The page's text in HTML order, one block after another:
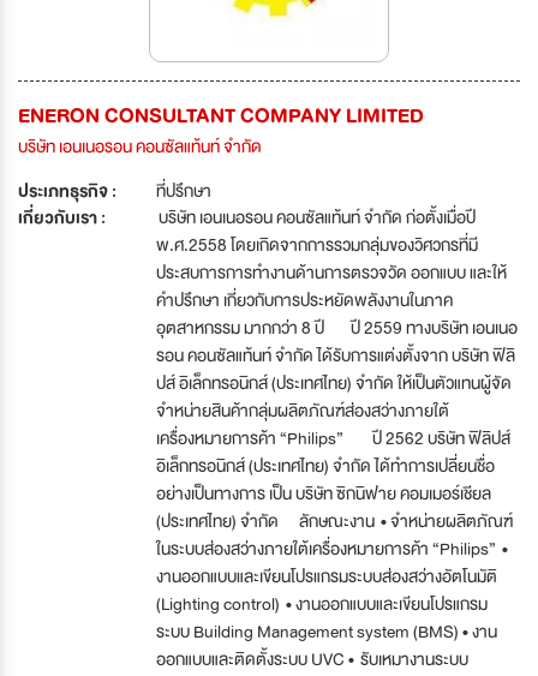
ENERON CONSULTANT COMPANY LIMITED
บริษัท เอนเนอรอน คอนซัลแท้นท์ จำกัด
ประเภทธุรกิจ :
ที่ปรึกษา
เกี่ยวกับเรา :
บริษัท เอนเนอรอน คอนซัลแท้นท์ จำกัด ก่อตั้งเมื่อปี
พ.ศ.2558 โดยเกิดจากการรวมกลุ่มของวิศวกรที่มี
ประสบการการทำงานด้านการตรวจวัด ออกแบบ และให้
คำปรึกษา เกี่ยวกับการประหยัดพลังงานในภาค
อุตสาหกรรม มากกว่า 8 ปี ปี 2559 ทางบริษัท เอนเนอ
รอน คอนซัลแท้นท์ จำกัด ได้รับการแต่งตั้งจาก บริษัท ฟิลิ
ปส์ อิเล็กทรอนิกส์ (ประเทศไทย) จำกัด ให้เป็นตัวแทนผู้จัด
จำหน่ายสินค้ากลุ่มผลิตภัณฑ์ส่องสว่างภายใต้
เครื่องหมายการค้า “Philips” ปี 2562 บริษัท ฟิลิปส์
อิเล็กทรอนิกส์ (ประเทศไทย) จำกัด ได้ทำการเปลี่ยนชื่อ
อย่างเป็นทางการ เป็น บริษัท ซิกนิฟาย คอมเมอร์เชียล
(ประเทศไทย) จำกัด ลักษณะงาน • จำหน่ายผลิตภัณฑ์
ในระบบส่องสว่างภายใต้เครื่องหมายการค้า “Philips” •
งานออกแบบและเขียนโปรแกรมระบบส่องสว่างอัตโนมัติ
(Lighting control) • งานออกแบบและเขียนโปรแกรม
ระบบ Building Management system (BMS) • งาน
ออกแบบและติดตั้งระบบ UVC • รับเหมางานระบบ